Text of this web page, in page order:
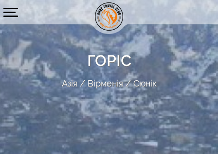
ГОРІС
Азія Вірменія Сюнік